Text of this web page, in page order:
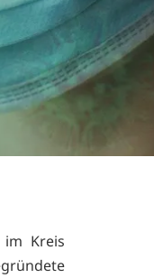
Kreis